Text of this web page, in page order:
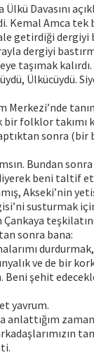
Davasını
Kemal Amca tek
getirdiği
dergiyi
taşımak
Ülkücüydü.
bir folklor
sonra
Bundan
beni taltif
Akseki’nin
susturmak
Çankaya
sonra bana:
ve de bir
Beni şehit
yavrum.
anlattığım